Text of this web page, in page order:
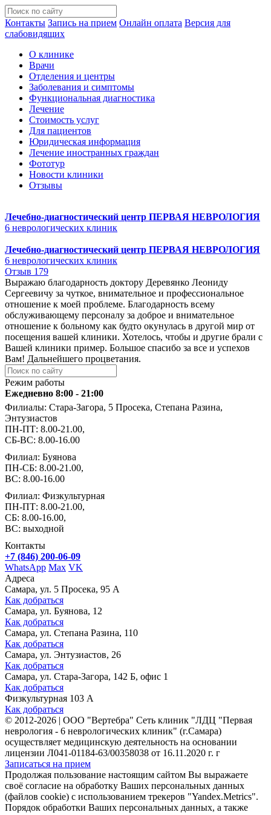
Контакты Запись на прием Онлайн оплата Версия для
слабовидящих
О клинике
Врачи
Отделения и центры
Заболевания и симптомы
Функциональная диагностика
Лечение
Стоимость услуг
Для пациентов
Юридическая информация
Лечение иностранных граждан
Фототур
Новости клиники
Отзывы
Лечебно-диагностический центр ПЕРВАЯ НЕВРОЛОГИЯ
6 неврологических клиник
Лечебно-диагностический центр ПЕРВАЯ НЕВРОЛОГИЯ
6 неврологических клиник
Отзыв 179
Выражаю благодарность доктору Деревянко Леониду
Сергеевичу за чуткое, внимательное и профессиональное
отношение к моей проблеме. Благодарность всему
обслуживающему персоналу за доброе и внимательное
отношение к больному как будто окунулась в другой мир от
посещения вашей клиники. Хотелось, чтобы и другие брали с
Вашей клиники пример. Большое спасибо за все и успехов
Вам! Дальнейшего процветания.
Режим работы
Ежедневно 8:00 - 21:00
Филиалы: Стара-Загора, 5 Просека, Степана Разина,
Энтузиастов
ПН-ПТ: 8.00-21.00,
СБ-ВС: 8.00-16.00
Филиал: Буянова
ПН-СБ: 8.00-21.00,
ВС: 8.00-16.00
Филиал: Физкультурная
ПН-ПТ: 8.00-21.00,
СБ: 8.00-16.00,
ВС: выходной
Контакты
+7 (846) 200-06-09
WhatsApp Max VK
Адреса
Самара, ул. 5 Просека, 95 А
Как добраться
Самара, ул. Буянова, 12
Как добраться
Самара, ул. Степана Разина, 110
Как добраться
Самара, ул. Энтузиастов, 26
Как добраться
Самара, ул. Стара-Загора, 142 Б, офис 1
Как добраться
Физкультурная 103 А
Как добраться
© 2012-2026 | ООО "Вертебра" Сеть клиник "ЛДЦ "Первая
неврология - 6 неврологических клиник" (г.Самара)
осуществляет медицинскую деятельность на основании
лицензии Л041-01184-63/00358038 от 16.11.2020 г. г
Записаться на прием
Продолжая пользование настоящим сайтом Вы выражаете
своё согласие на обработку Ваших персональных данных
(файлов cookie) с использованием трекеров "Yandex.Metrics".
Порядок обработки Ваших персональных данных, а также